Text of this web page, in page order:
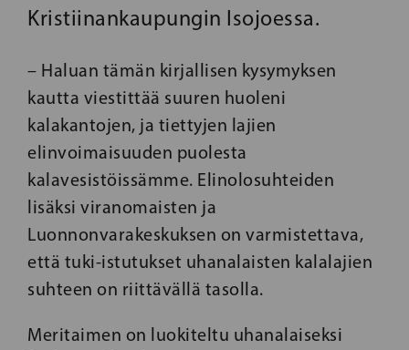
Kristiinankaupungin Isojoessa.
– Haluan tämän kirjallisen kysymyksen
kautta viestittää suuren huoleni
kalakantojen, ja tiettyjen lajien
elinvoimaisuuden puolesta
kalavesistöissämme. Elinolosuhteiden
lisäksi viranomaisten ja
Luonnonvarakeskuksen on varmistettava,
että tuki-istutukset uhanalaisten kalalajien
suhteen on riittävällä tasolla.
Meritaimen on luokiteltu uhanalaiseksi